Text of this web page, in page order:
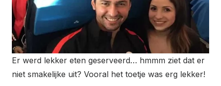
Er werd lekker eten geserveerd… hmmm ziet dat er
niet smakelijke uit? Vooral het toetje was erg lekker!